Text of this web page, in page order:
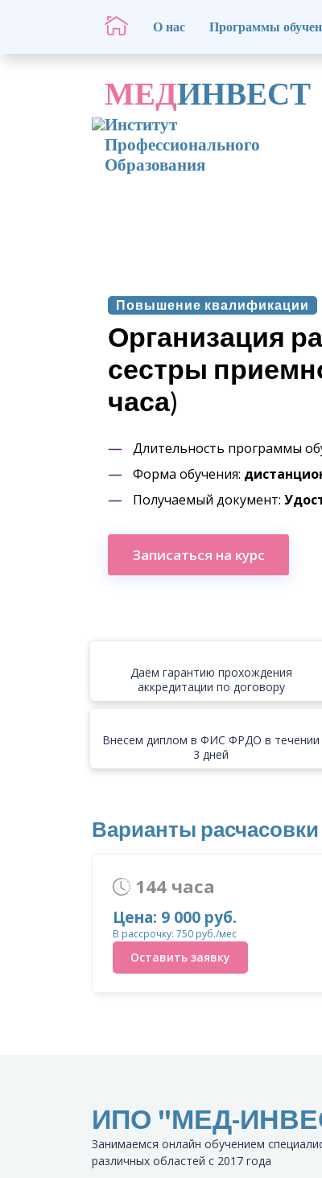
О нас Программы
МЕДИНВЕСТ
Институт
Профессионального
Образования
Повышение квалификации
Организация
сестры
часа)
Длительность программы
Форма обучения:
Получаемый документ:
Записаться на курс
Даём гарантию прохождения
аккредитации по договору
Внесем диплом в ФИС ФРДО в течении
3 дней
Варианты расчасовки
144 часа
Цена: 9 000 руб.
В рассрочку: 750 руб./мес
Оставить заявку
ИПО "МЕД-
Занимаемся онлайн обучением
различных областей с 2017 года